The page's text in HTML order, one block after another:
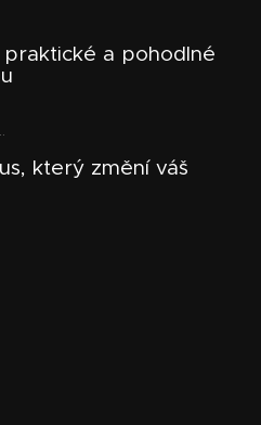
a pohodlné
který změní váš